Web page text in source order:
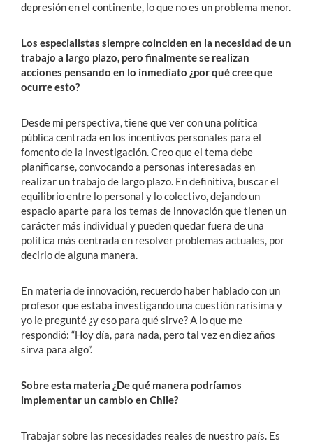
depresión en el continente, lo que no es un problema menor.
Los especialistas siempre coinciden en la necesidad de un
trabajo a largo plazo, pero finalmente se realizan
acciones pensando en lo inmediato ¿por qué cree que
ocurre esto?
Desde mi perspectiva, tiene que ver con una política
pública centrada en los incentivos personales para el
fomento de la investigación. Creo que el tema debe
planificarse, convocando a personas interesadas en
realizar un trabajo de largo plazo. En definitiva, buscar el
equilibrio entre lo personal y lo colectivo, dejando un
espacio aparte para los temas de innovación que tienen un
carácter más individual y pueden quedar fuera de una
política más centrada en resolver problemas actuales, por
decirlo de alguna manera.
En materia de innovación, recuerdo haber hablado con un
profesor que estaba investigando una cuestión rarísima y
yo le pregunté ¿y eso para qué sirve? A lo que me
respondió: “Hoy día, para nada, pero tal vez en diez años
sirva para algo”.
Sobre esta materia ¿De qué manera podríamos
implementar un cambio en Chile?
Trabajar sobre las necesidades reales de nuestro país. Es